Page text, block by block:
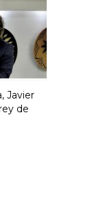
Javier
de